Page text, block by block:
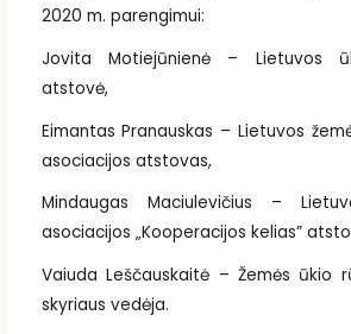
2020 m. parengimui:
Jovita Motiejūnienė – Lietuvos
atstovė,
Eimantas Pranauskas – Lietuvos
asociacijos atstovas,
Mindaugas Maciulevičius –
asociacijos „Kooperacijos kelias”
Vaiuda Leščauskaitė – Žemės ūkio
skyriaus vedėja.